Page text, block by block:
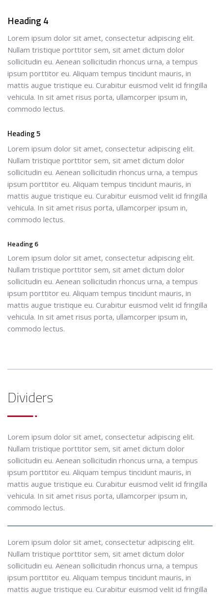
Heading 4
Lorem ipsum dolor sit amet, consectetur adipiscing elit.
Nullam tristique porttitor sem, sit amet dictum dolor
sollicitudin eu. Aenean sollicitudin rhoncus urna, a tempus
ipsum porttitor eu. Aliquam tempus tincidunt mauris, in
mattis augue tristique eu. Curabitur euismod velit id fringilla
vehicula. In sit amet risus porta, ullamcorper ipsum in,
commodo lectus.
Heading 5
Lorem ipsum dolor sit amet, consectetur adipiscing elit.
Nullam tristique porttitor sem, sit amet dictum dolor
sollicitudin eu. Aenean sollicitudin rhoncus urna, a tempus
ipsum porttitor eu. Aliquam tempus tincidunt mauris, in
mattis augue tristique eu. Curabitur euismod velit id fringilla
vehicula. In sit amet risus porta, ullamcorper ipsum in,
commodo lectus.
Heading 6
Lorem ipsum dolor sit amet, consectetur adipiscing elit.
Nullam tristique porttitor sem, sit amet dictum dolor
sollicitudin eu. Aenean sollicitudin rhoncus urna, a tempus
ipsum porttitor eu. Aliquam tempus tincidunt mauris, in
mattis augue tristique eu. Curabitur euismod velit id fringilla
vehicula. In sit amet risus porta, ullamcorper ipsum in,
commodo lectus.
Dividers
Lorem ipsum dolor sit amet, consectetur adipiscing elit.
Nullam tristique porttitor sem, sit amet dictum dolor
sollicitudin eu. Aenean sollicitudin rhoncus urna, a tempus
ipsum porttitor eu. Aliquam tempus tincidunt mauris, in
mattis augue tristique eu. Curabitur euismod velit id fringilla
vehicula. In sit amet risus porta, ullamcorper ipsum in,
commodo lectus.
Lorem ipsum dolor sit amet, consectetur adipiscing elit.
Nullam tristique porttitor sem, sit amet dictum dolor
sollicitudin eu. Aenean sollicitudin rhoncus urna, a tempus
ipsum porttitor eu. Aliquam tempus tincidunt mauris, in
mattis augue tristique eu. Curabitur euismod velit id fringilla